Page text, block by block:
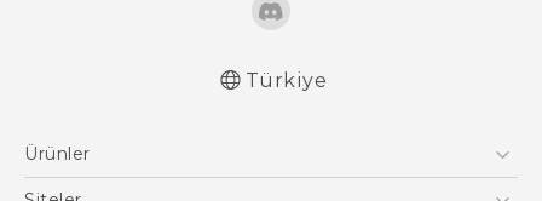
Türkiye
Ürünler
Akıllı Telefonlar